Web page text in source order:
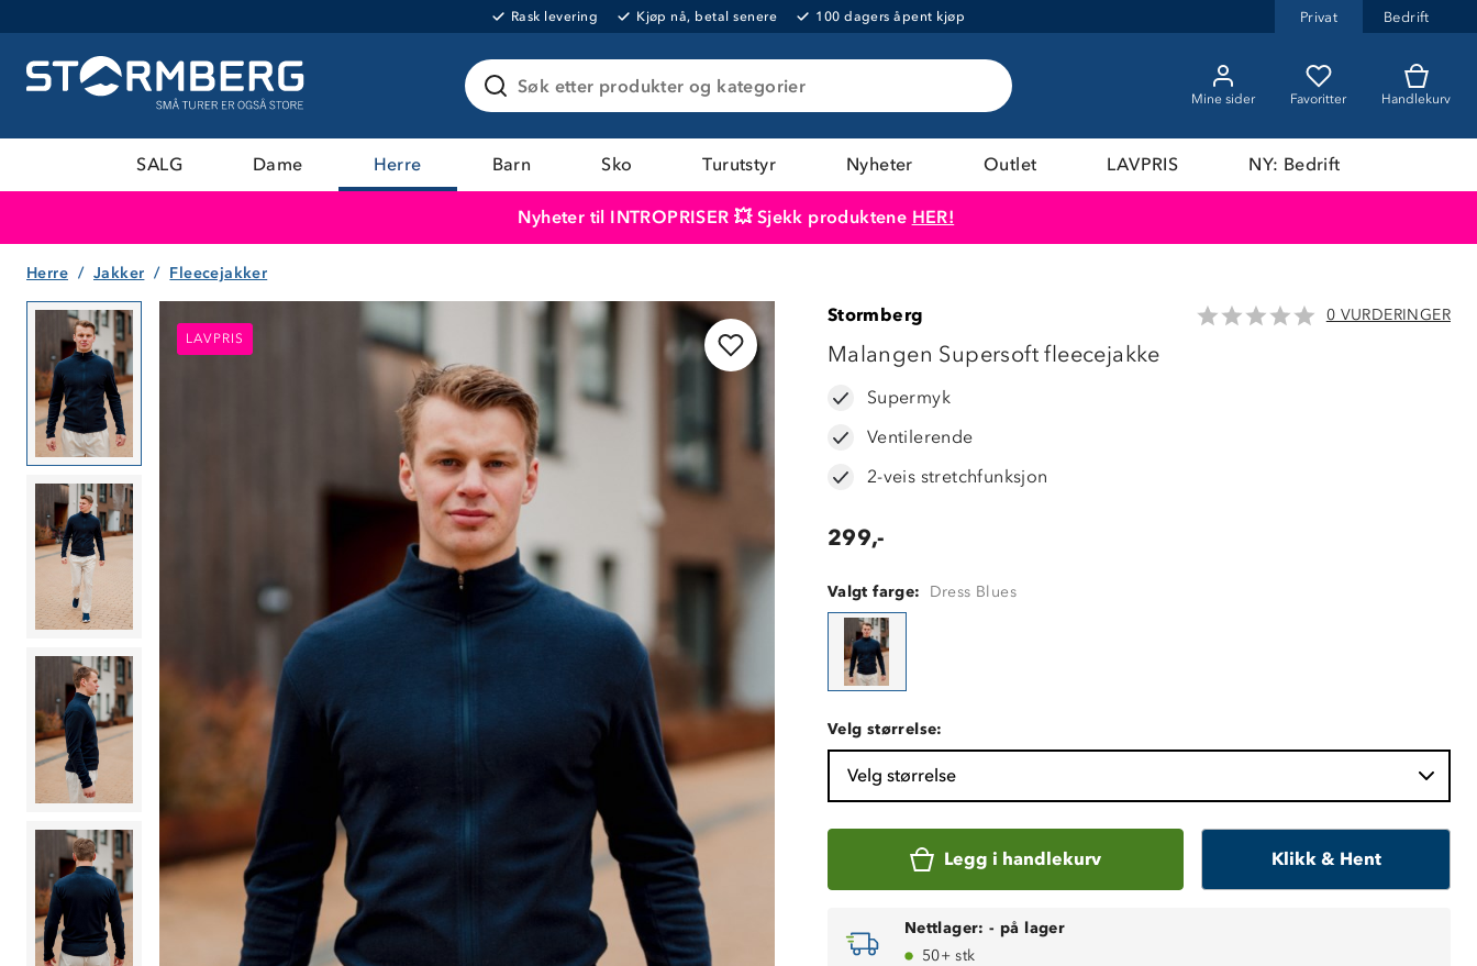
Rask levering Kjøp nå, betal senere 100 dagers åpent kjøp Privat Bedrift
Søk etter produkter og kategorier
Mine sider Favoritter Handlekurv
SALG Dame Herre Barn Sko Turutstyr Nyheter Outlet LAVPRIS NY: Bedrift
Nyheter til INTROPRISER 💥 Sjekk produktene HER!
Herre Jakker Fleecejakker
LAVPRIS
LAVPRIS
Stormberg 0 VURDERINGER
Malangen Supersoft fleecejakke
Supermyk
Ventilerende
2-veis stretchfunksjon
299,-
Valgt farge: Dress Blues
Velg størrelse:
Velg størrelse
Legg i handlekurv Klikk & Hent
Nettlager: - på lager
50+ stk